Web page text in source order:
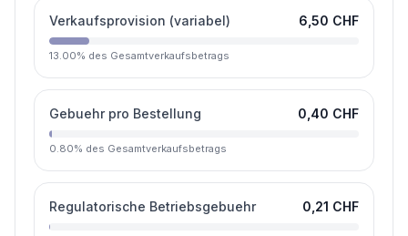
Verkaufsprovision (variabel) 6,50 CHF
13.00% des Gesamtverkaufsbetrags
Gebuehr pro Bestellung 0,40 CHF
0.80% des Gesamtverkaufsbetrags
Regulatorische Betriebsgebuehr 0,21 CHF